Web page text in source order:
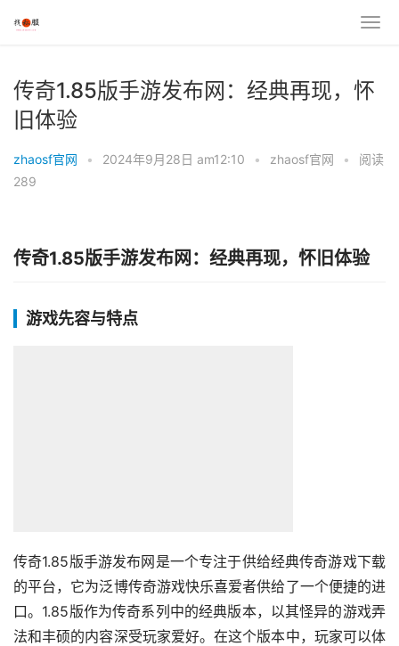
传奇1.85版手游发布网：经典再现，怀
旧体验
zhaosf官网 • 2024年9月28日 am12:10 • zhaosf官网 •
阅读
289
传奇1.85版手游发布网：经典再现，怀旧体验
游戏先容与特点
传奇1.85版手游发布网是一个专注于供给经典传奇游戏下载
的平台，它为泛博传奇游戏快乐喜爱者供给了一个便捷的进
口。1.85版作为传奇系列中的经典版本，以其怪异的游戏弄
法和丰硕的内容深受玩家爱好。在这个版本中，玩家可以体